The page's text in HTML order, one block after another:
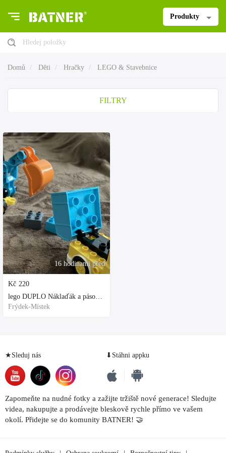
Produkty
Hledej položky
Domů Děti Hračky LEGO & Stavebnice
FILTRY
16 hodinami před
Kč 220
lego DUPLO Náklaďák a pásový bagr
Frýdek-Místek
★Sleduj nás ⬇Stáhni appku
Zapomeňte na nudné fotky a zažijte tržiště nové generace! Sledujte
videa, nakupujte a prodávejte bleskově rychle přímo ve vašem
okolí. Přidejte se do komunity BATNER! 🤝